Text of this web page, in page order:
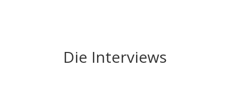
Die Interviews